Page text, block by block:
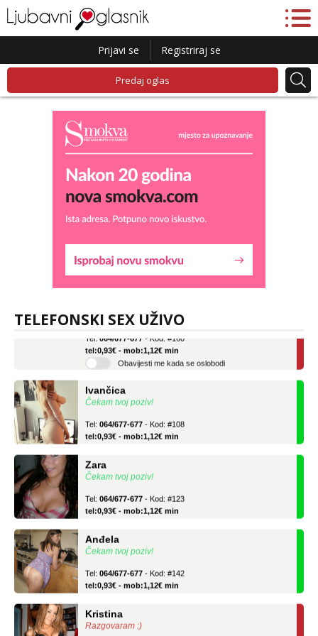
Prijavi se Registriraj se
Predaj oglas
TELEFONSKI SEX UŽIVO
Kristina
Tel:064/677-677- Kod: #160
tel:0,93€ - mob:1,12€ min
Obavijesti me kada se oslobodi
Čekam tvoj poziv!
tel:0,93€ - mob:1,12€ min
Čekam tvoj poziv!
tel:0,93€ - mob:1,12€ min
Čekam tvoj poziv!
tel:0,93€ - mob:1,12€ min
Razgovaram :)